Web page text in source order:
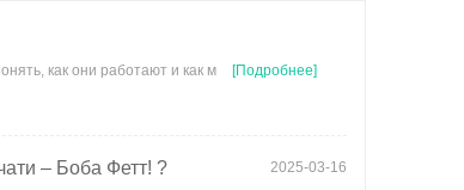
как они работают и как м [Подробнее]
– Боба Фетт! ? 2025-03-16